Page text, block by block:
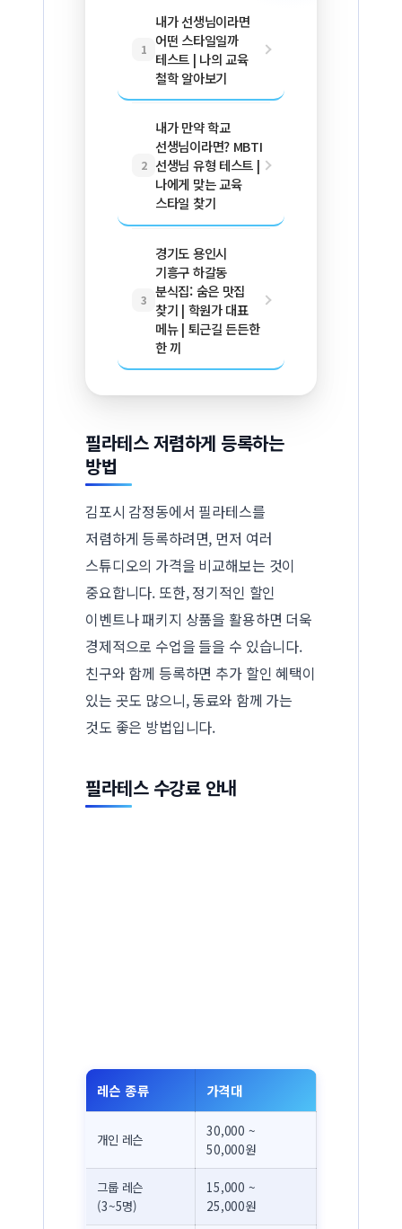
1
내가 선생님이라면
어떤 스타일일까
테스트 | 나의 교육
철학 알아보기
2
내가 만약 학교
선생님이라면? MBTI
선생님 유형 테스트 |
나에게 맞는 교육
스타일 찾기
3
경기도 용인시
기흥구 하갈동
분식집: 숨은 맛집
찾기 | 학원가 대표
메뉴 | 퇴근길 든든한
한 끼
필라테스 저렴하게 등록하는
방법
김포시 감정동에서 필라테스를
저렴하게 등록하려면, 먼저 여러
스튜디오의 가격을 비교해보는 것이
중요합니다. 또한, 정기적인 할인
이벤트나 패키지 상품을 활용하면 더욱
경제적으로 수업을 들을 수 있습니다.
친구와 함께 등록하면 추가 할인 혜택이
있는 곳도 많으니, 동료와 함께 가는
것도 좋은 방법입니다.
필라테스 수강료 안내
레슨 종류 가격대
개인 레슨
30,000 ~
50,000원
그룹 레슨
(3~5명)
15,000 ~
25,000원